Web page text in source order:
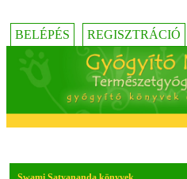
BELÉPÉS REGISZTRÁCIÓ